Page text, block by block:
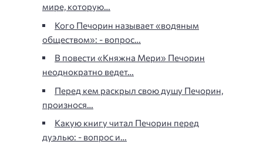
мире, которую…
Кого Печорин называет «водяным
обществом»: - вопрос…
В повести «Княжна Мери» Печорин
неоднократно ведет…
Перед кем раскрыл свою душу Печорин,
произнося…
Какую книгу читал Печорин перед
дуэлью: - вопрос и…